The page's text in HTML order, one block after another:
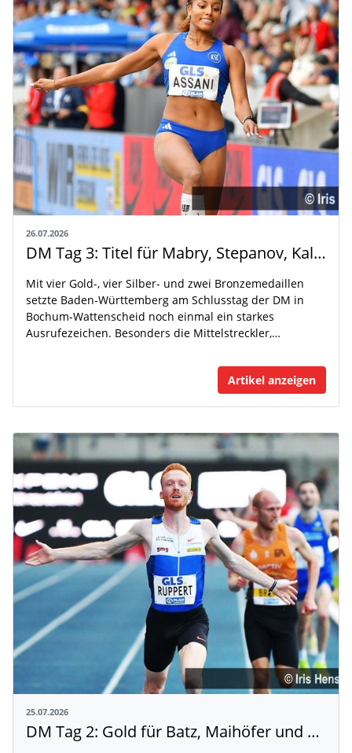
26.07.2026
DM Tag 3: Titel für Mabry, Stepanov, Kallabis und Assani
Mit vier Gold-, vier Silber- und zwei Bronzemedaillen
setzte Baden-Württemberg am Schlusstag der DM in
Bochum-Wattenscheid noch einmal ein starkes
Ausrufezeichen. Besonders die Mittelstreckler,…
Artikel anzeigen
25.07.2026
DM Tag 2: Gold für Batz, Maihöfer und Ruppert